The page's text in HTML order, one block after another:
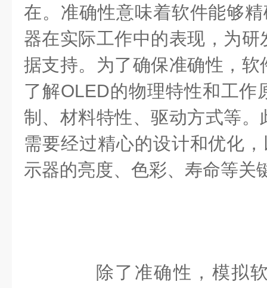
在。准确性意味着软件能够
器在实际工作中的表现，为
据支持。为了确保准确性，
了解OLED的物理特性和工作
制、材料特性、驱动方式等
需要经过精心的设计和优化
示器的亮度、色彩、寿命等关
除了准确性，模拟软